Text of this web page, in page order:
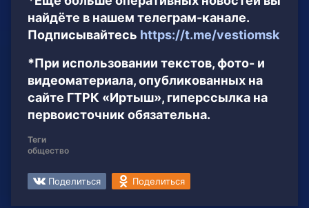
найдёте в нашем телеграм-канале.
Подписывайтесь https://t.me/vestiomsk
*При использовании текстов, фото- и
видеоматериала, опубликованных на
сайте ГТРК «Иртыш», гиперссылка на
первоисточник обязательна.
Теги
общество
Поделиться Поделиться